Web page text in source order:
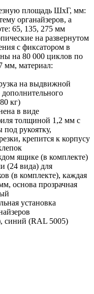
площадь ШхГ, мм:
органайзеров, а
65, 135, 275 мм
на развернутом
с фиксатором в
на 80 000 циклов по
мм, материал:
на выдвижной
кг)
в виде
толщиной 1,2 мм с
рукоятку,
крепится к корпусу
ящике (в комплекте)
(24 вида) для
(в комплекте), каждая
основа прозрачная
установка
синий (RAL 5005)